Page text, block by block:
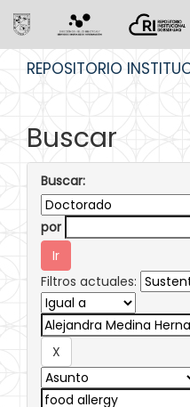
REPOSITORIO
Buscar
Buscar:
por
Filtros actuales: